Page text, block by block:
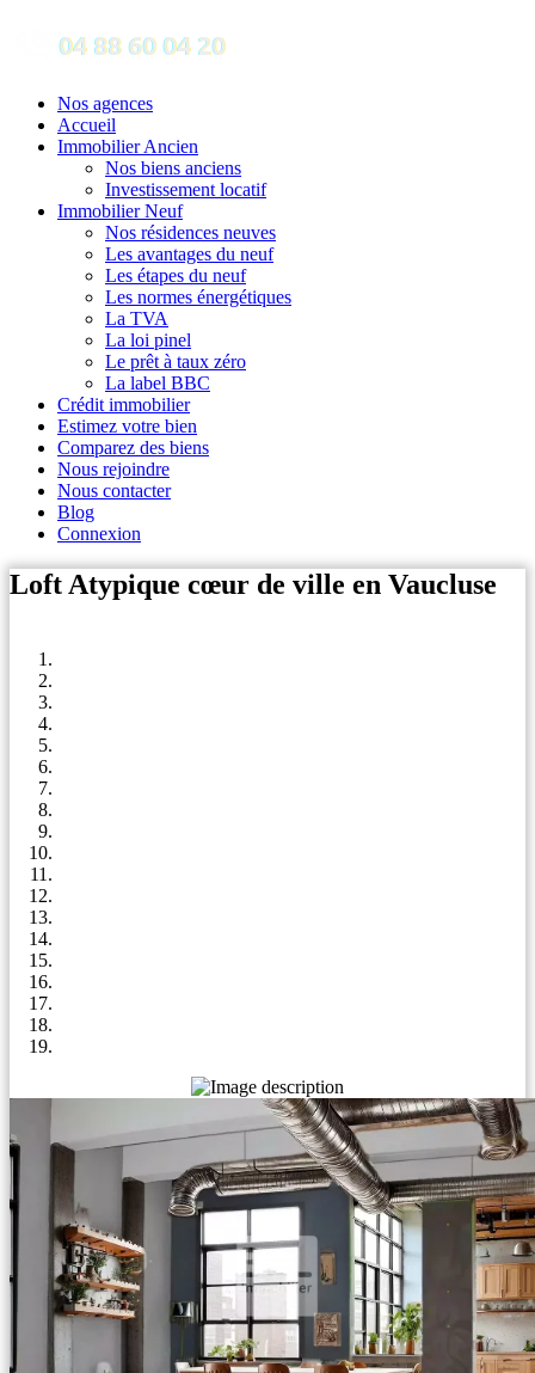
Nos agences
Accueil
Immobilier Ancien
Nos biens anciens
Investissement locatif
Immobilier Neuf
Nos résidences neuves
Les avantages du neuf
Les étapes du neuf
Les normes énergétiques
La TVA
La loi pinel
Le prêt à taux zéro
La label BBC
Crédit immobilier
Estimez votre bien
Comparez des biens
Nous rejoindre
Nous contacter
Blog
Connexion
Loft Atypique cœur de ville en Vaucluse